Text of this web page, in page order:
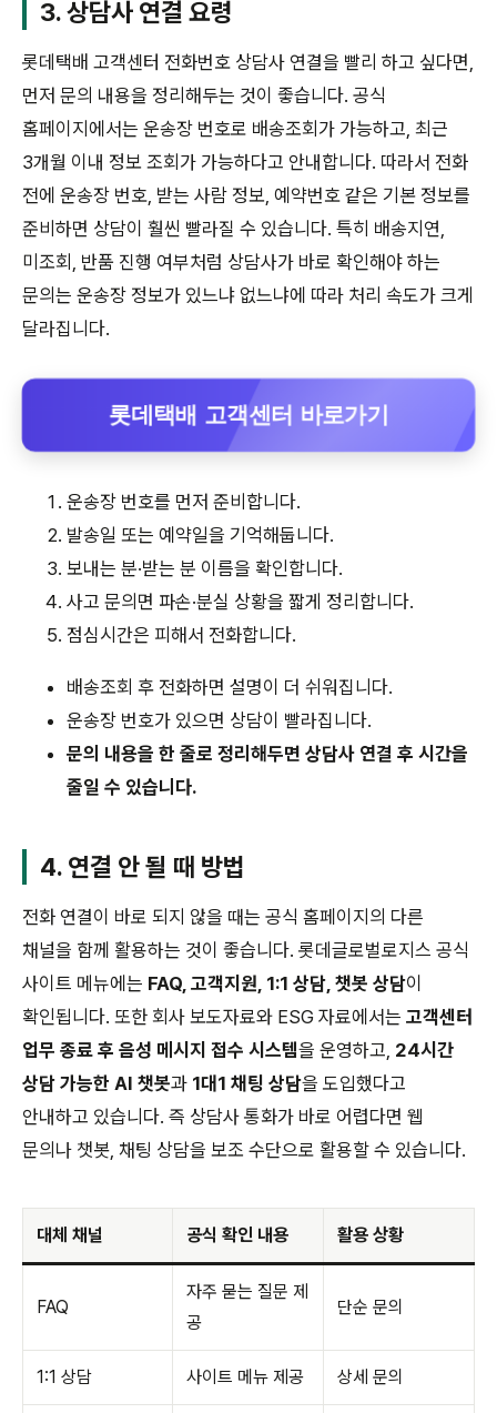
3. 상담사 연결 요령
롯데택배 고객센터 전화번호 상담사 연결을 빨리 하고 싶다면,
먼저 문의 내용을 정리해두는 것이 좋습니다. 공식
홈페이지에서는 운송장 번호로 배송조회가 가능하고, 최근
3개월 이내 정보 조회가 가능하다고 안내합니다. 따라서 전화
전에 운송장 번호, 받는 사람 정보, 예약번호 같은 기본 정보를
준비하면 상담이 훨씬 빨라질 수 있습니다. 특히 배송지연,
미조회, 반품 진행 여부처럼 상담사가 바로 확인해야 하는
문의는 운송장 정보가 있느냐 없느냐에 따라 처리 속도가 크게
달라집니다.
롯데택배 고객센터 바로가기
운송장 번호를 먼저 준비합니다.
발송일 또는 예약일을 기억해둡니다.
보내는 분·받는 분 이름을 확인합니다.
사고 문의면 파손·분실 상황을 짧게 정리합니다.
점심시간은 피해서 전화합니다.
배송조회 후 전화하면 설명이 더 쉬워집니다.
운송장 번호가 있으면 상담이 빨라집니다.
문의 내용을 한 줄로 정리해두면 상담사 연결 후 시간을
줄일 수 있습니다.
4. 연결 안 될 때 방법
전화 연결이 바로 되지 않을 때는 공식 홈페이지의 다른
채널을 함께 활용하는 것이 좋습니다. 롯데글로벌로지스 공식
사이트 메뉴에는 FAQ, 고객지원, 1:1 상담, 챗봇 상담이
확인됩니다. 또한 회사 보도자료와 ESG 자료에서는 고객센터
업무 종료 후 음성 메시지 접수 시스템을 운영하고, 24시간
상담 가능한 AI 챗봇과 1대1 채팅 상담을 도입했다고
안내하고 있습니다. 즉 상담사 통화가 바로 어렵다면 웹
문의나 챗봇, 채팅 상담을 보조 수단으로 활용할 수 있습니다.
대체 채널 공식 확인 내용 활용 상황
FAQ
자주 묻는 질문 제
공
단순 문의
1:1 상담 사이트 메뉴 제공 상세 문의